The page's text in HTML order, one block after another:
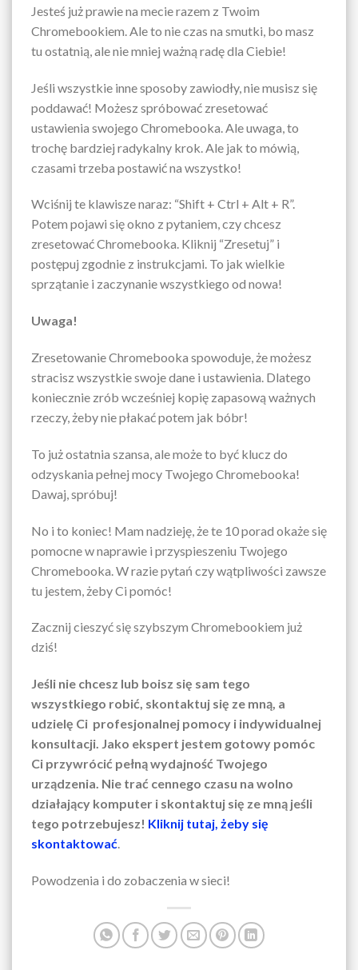
Jesteś już prawie na mecie razem z Twoim
Chromebookiem. Ale to nie czas na smutki, bo masz
tu ostatnią, ale nie mniej ważną radę dla Ciebie!
Jeśli wszystkie inne sposoby zawiodły, nie musisz się
poddawać! Możesz spróbować zresetować
ustawienia swojego Chromebooka. Ale uwaga, to
trochę bardziej radykalny krok. Ale jak to mówią,
czasami trzeba postawić na wszystko!
Wciśnij te klawisze naraz: “Shift + Ctrl + Alt + R”.
Potem pojawi się okno z pytaniem, czy chcesz
zresetować Chromebooka. Kliknij “Zresetuj” i
postępuj zgodnie z instrukcjami. To jak wielkie
sprzątanie i zaczynanie wszystkiego od nowa!
Uwaga!
Zresetowanie Chromebooka spowoduje, że możesz
stracisz wszystkie swoje dane i ustawienia. Dlatego
koniecznie zrób wcześniej kopię zapasową ważnych
rzeczy, żeby nie płakać potem jak bóbr!
To już ostatnia szansa, ale może to być klucz do
odzyskania pełnej mocy Twojego Chromebooka!
Dawaj, spróbuj!
No i to koniec! Mam nadzieję, że te 10 porad okaże się
pomocne w naprawie i przyspieszeniu Twojego
Chromebooka. W razie pytań czy wątpliwości zawsze
tu jestem, żeby Ci pomóc!
Zacznij cieszyć się szybszym Chromebookiem już
dziś!
Jeśli nie chcesz lub boisz się sam tego
wszystkiego robić, skontaktuj się ze mną, a
udzielę Ci profesjonalnej pomocy i indywidualnej
konsultacji. Jako ekspert jestem gotowy pomóc
Ci przywrócić pełną wydajność Twojego
urządzenia. Nie trać cennego czasu na wolno
działający komputer i skontaktuj się ze mną jeśli
tego potrzebujesz! Kliknij tutaj, żeby się
skontaktować.
Powodzenia i do zobaczenia w sieci!